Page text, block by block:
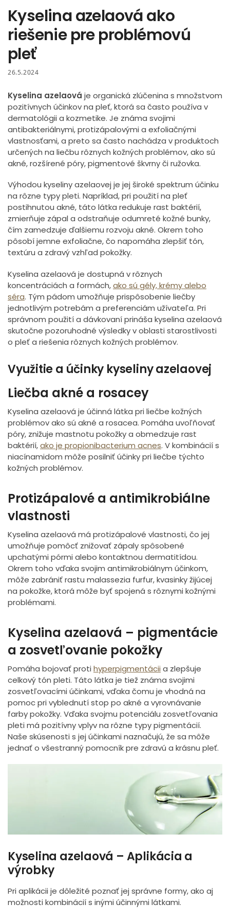
Kyselina azelaová ako
riešenie pre problémovú
pleť
26.5.2024
Kyselina azelaová je organická zlúčenina s množstvom
pozitívnych účinkov na pleť, ktorá sa často používa v
dermatológii a kozmetike. Je známa svojimi
antibakteriálnymi, protizápalovými a exfoliačnými
vlastnosťami, a preto sa často nachádza v produktoch
určených na liečbu rôznych kožných problémov, ako sú
akné, rozšírené póry, pigmentové škvrny či ružovka.
Výhodou kyseliny azelaovej je jej široké spektrum účinku
na rôzne typy pleti. Napríklad, pri použití na pleť
postihnutou akné, táto látka redukuje rast baktérií,
zmierňuje zápal a odstraňuje odumreté kožné bunky,
čím zamedzuje ďalšiemu rozvoju akné. Okrem toho
pôsobí jemne exfoliačne, čo napomáha zlepšiť tón,
textúru a zdravý vzhľad pokožky.
Kyselina azelaová je dostupná v rôznych
koncentráciách a formách,ako sú gély, krémy alebo
séra. Tým pádom umožňuje prispôsobenie liečby
jednotlivým potrebám a preferenciám užívateľa. Pri
správnom použití a dávkovaní prináša kyselina azelaová
skutočne pozoruhodné výsledky v oblasti starostlivosti
o pleť a riešenia rôznych kožných problémov.
Využitie a účinky kyseliny azelaovej
Liečba akné a rosacey
Kyselina azelaová je účinná látka pri liečbe kožných
problémov ako sú akné a rosacea. Pomáha uvoľňovať
póry, znižuje mastnotu pokožky a obmedzuje rast
baktérií,ako je propionibacterium acnes. V kombinácií s
niacínamidom môže posilniť účinky pri liečbe týchto
kožných problémov.
Protizápalové a antimikrobiálne
vlastnosti
Kyselina azelaová má protizápalové vlastnosti, čo jej
umožňuje pomôcť znižovať zápaly spôsobené
upchatými pórmi alebo kontaktnou dermatitídou.
Okrem toho vďaka svojim antimikrobiálnym účinkom,
môže zabrániť rastu malassezia furfur, kvasinky žijúcej
na pokožke, ktorá môže byť spojená s rôznymi kožnými
problémami.
Kyselina azelaová – pigmentácie
a zosvetľovanie pokožky
Pomáha bojovať proti hyperpigmentácii a zlepšuje
celkový tón pleti. Táto látka je tiež známa svojimi
zosvetľovacími účinkami, vďaka čomu je vhodná na
pomoc pri vyblednutí stop po akné a vyrovnávanie
farby pokožky. Vďaka svojmu potenciálu zosvetľovania
pleti má pozitívny vplyv na rôzne typy pigmentácií.
Naše skúsenosti s jej účinkami naznačujú, že sa môže
jednať o všestranný pomocník pre zdravú a krásnu pleť.
Kyselina azelaová – Aplikácia a
výrobky
Pri aplikácii je dôležité poznať jej správne formy, ako aj
možnosti kombinácií s inými účinnými látkami.